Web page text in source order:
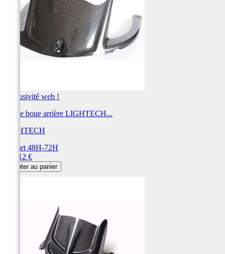
Exclusivité web !
Garde boue arrière LIGHTECH...
LIGHTECH
Départ 48H-72H
183,12 €
Ajouter au panier